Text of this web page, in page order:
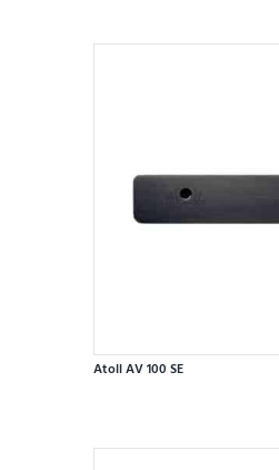
Atoll AV 100 SE
weist